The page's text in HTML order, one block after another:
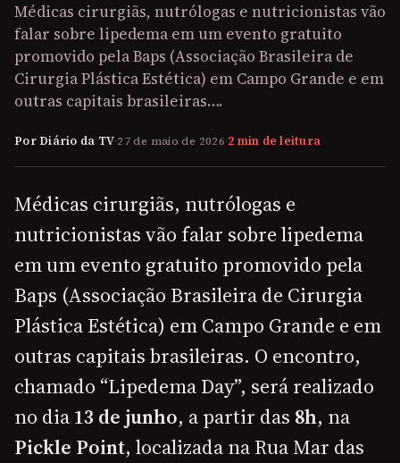
Médicas cirurgiãs, nutrólogas e nutricionistas vão
falar sobre lipedema em um evento gratuito
promovido pela Baps (Associação Brasileira de
Cirurgia Plástica Estética) em Campo Grande e em
outras capitais brasileiras….
Por Diário da TV·27 de maio de 2026·2 min de leitura
Médicas cirurgiãs, nutrólogas e
nutricionistas vão falar sobre lipedema
em um evento gratuito promovido pela
Baps (Associação Brasileira de Cirurgia
Plástica Estética) em Campo Grande e em
outras capitais brasileiras. O encontro,
chamado “Lipedema Day”, será realizado
no dia 13 de junho, a partir das 8h, na
Pickle Point, localizada na Rua Mar das